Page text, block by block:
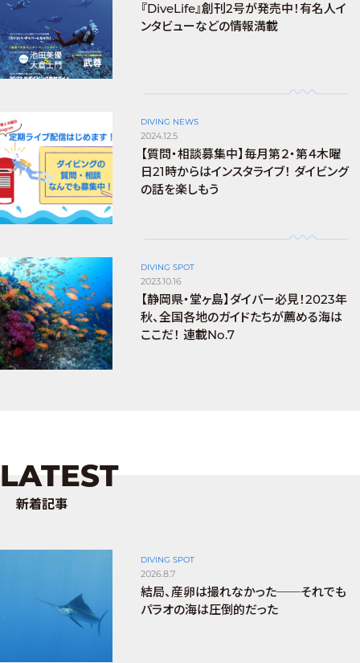
『DiveLife』創刊2号が発売中！有名人イ
ンタビューなどの情報満載
DIVING NEWS
2024.12.5
【質問・相談募集中】毎月第２・第４木曜
日21時からはインスタライブ！ ダイビング
の話を楽しもう
DIVING SPOT
2023.10.16
【静岡県・堂ヶ島】ダイバー必見！2023年
秋、全国各地のガイドたちが薦める海は
ここだ！ 連載No.7
LATEST
新着記事
DIVING SPOT
2026.8.7
結局、産卵は撮れなかった──それでも
パラオの海は圧倒的だった